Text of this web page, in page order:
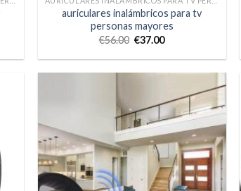
auriculares inalámbricos para tv
personas mayores
€56.00 €37.00